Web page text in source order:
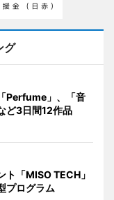
グ
Perfume」、「音
ど3日間12作品
ト「MISO TECH」
プログラム